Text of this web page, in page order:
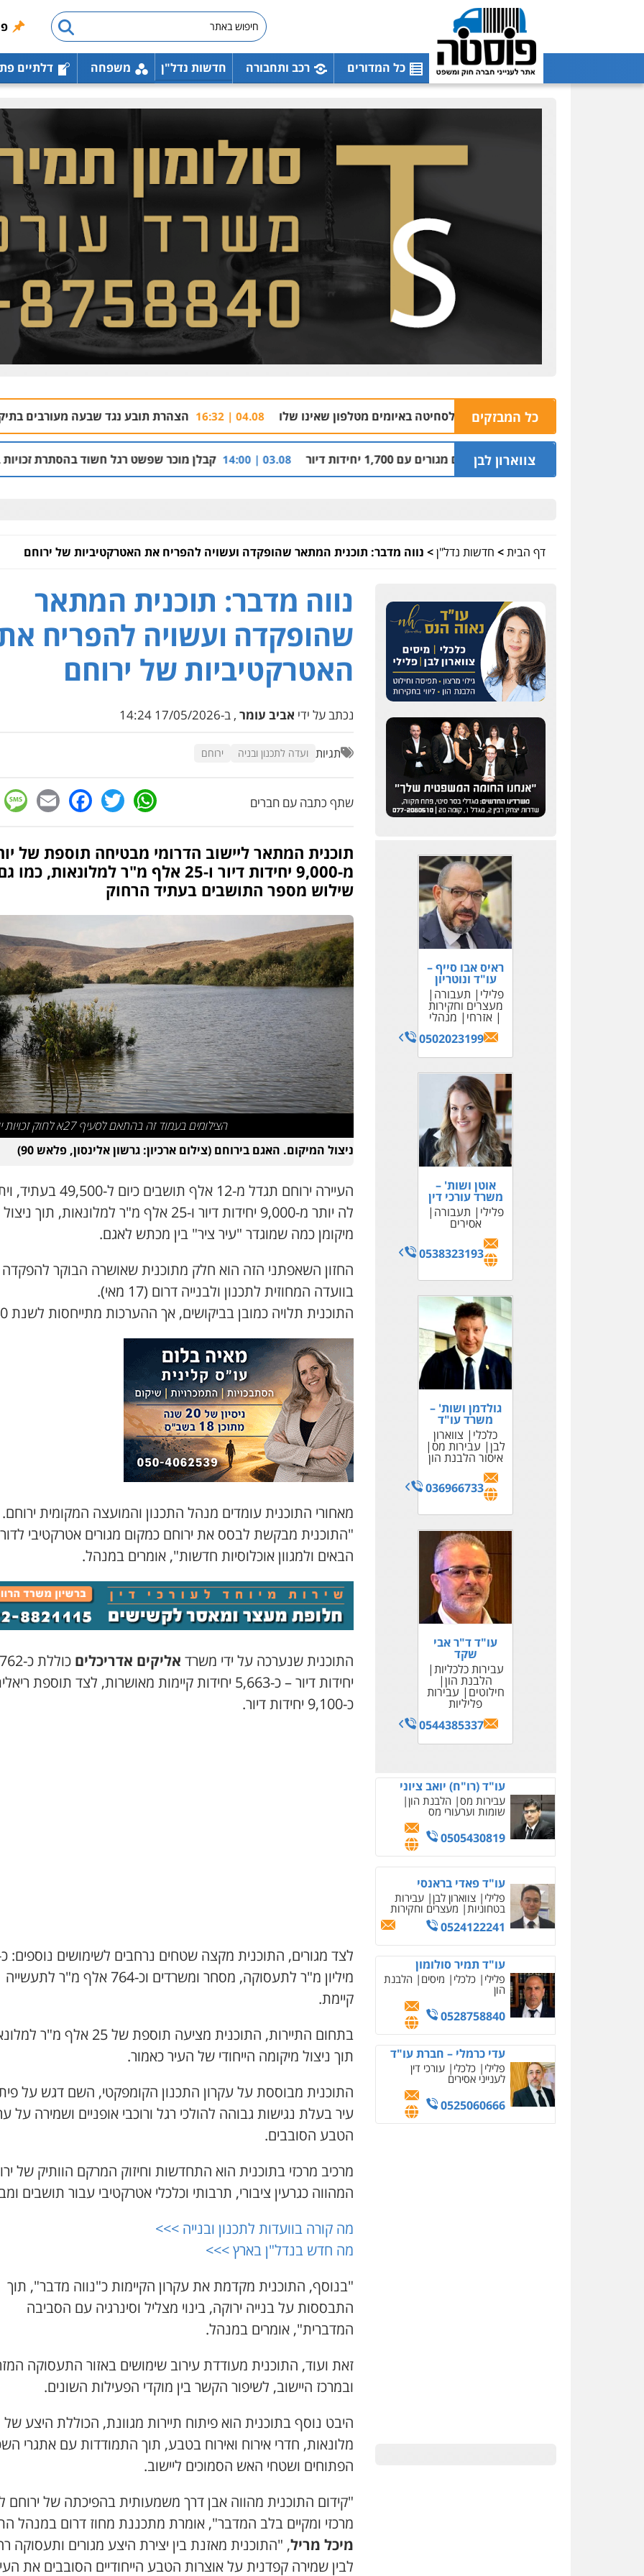
כל המדורים רכב ותחבורה חדשות נדל"ן משפחה דלתיים
כל המבזקים 04.08 | 16:32 הצהרת תובע נגד שבעה מעורבים בתיק רצח בניהו רזי
צווארון לבן
למתחם מגורים עם 1,700 יחידות דיור 03.08 | 14:00 קבלן מוכר שפשט רגל חשוד בהסתרת זכויות בנכסי נדל"ן
דף הבית> חדשות נדל"ן> נווה מדבר: תוכנית המתאר שהופקדה ועשויה להפריח את האטרקטיביות של ירוחם
ראיס אבו סייף –
עו"ד ונוטריון
פלילי
תעבורה
מעצרים וחקירות
אזרחי
מנהלי
0502023199
אוטן ושות' –
משרד עורכי דין
פלילי
תעבורה
אסירים
0538323193
גולדמן ושות' –
משרד עו"ד
כלכלי
צווארון
לבן עבירות מס
איסור הלבנת הון
036966733
עו"ד ד"ר אבי
שקד
עבירות כלכליות
הלבנת הון
חילוטים עבירות
פליליות
0544385337
עו"ד (רו"ח) יואב ציוני
עבירות מס הלבנת הון
שומות וערעורי מס
0505430819
עו"ד פאדי בראנסי
פלילי צווארון לבן עבירות
בטחוניות מעצרים וחקירות
0524122241
עו"ד תמיר סולומון
פלילי כלכלי מיסים הלבנת
הון
0528758840
עדי כרמלי – חברת עו"ד
פלילי כלכלי עורכי דין
לענייני אסירים
0525060666
נווה מדבר: תוכנית המתאר
שהופקדה ועשויה להפריח
האטרקטיביות של ירוחם
נכתב על ידי אביב עומר , ב-17/05/2026 14:24
תגיות ועדה לתכנון ובניה ירוחם
שתף כתבה עם חברים WhatsApp
Twitter
תוכנית המתאר ליישוב הדרומי מבטיחה תוספת של
מ-9,000 יחידות דיור ו-25 אלף מ"ר למלונאות, כמו
שילוש מספר התושבים בעתיד הרחוק
הצילומים בעמוד זה בהתאם לסעיף 27א לחוק זכויות יוצרים
ניצול המיקום. האגם בירוחם (צילום ארכיון: גרשון אלינסון, פלאש 90)
העיירה ירוחם תגדל מ-12 אלף תושבים
לה יותר מ-9,000 יחידות דיור ו-25 אלף מ"ר למלונאות, תוך ניצול
מיקומן כמה שמוגדר "עיר ציר" בין מכתש לאגם.
החזון השאפתני הזה הוא חלק מתוכנית שאושרה הבוקר להפקדה
בוועדה המחוזית לתכנון ולבנייה דרום (17 מאי).
התוכנית תלויה כמובן בביקושים, אך ההערכות מתייחסות לשנת 2040.
מאחורי התוכנית עומדים מנהל התכנון והמועצה המקומית ירוחם.
"התוכנית מבקשת לבסס את ירוחם כמקום מגורים אטרקטיבי
הבאים ולמגוון אוכלוסיות חדשות", אומרים במנהל.
התוכנית שנערכה על ידי משרד אליקים אדריכלים
כוללת
יחידות דיור – כ-5,663 יחידות קיימות מאושרות, לצד תוספת
כ-9,100 יחידות דיור.
מיליון מ"ר לתעסוקה, מסחר ומשרדים וכ-764 אלף מ"ר לתעשייה
קיימת.
בתחום התיירות, התוכנית מציעה תוספת של 25 אלף
תוך ניצול מיקומה הייחודי של העיר כאמור.
התוכנית מבוססת על עקרון התכנון הקומפקטי, השם דגש על
עיר בעלת נגישות גבוהה להולכי רגל ורוכבי אופניים ושמירה על
הטבע הסובבים.
מרכיב מרכזי בתוכנית הוא התחדשות וחיזוק המרקם הוותיק של
המהווה כגרעין ציבורי, תרבותי וכלכלי אטרקטיבי עבור תושבים
מה קורה בוועדות לתכנון ובנייה >>>
מה חדש בנדל"ן בארץ >>>
"בנוסף, התוכנית מקדמת את עקרון הקיימות כ"נווה מדבר", תוך
התבססות על בנייה ירוקה, בינוי מצליל וסינרגיה עם הסביבה
המדברית", אומרים במנהל.
זאת ועוד, התוכנית מעודדת עירוב שימושים באזור התעסוקה
ובמרכז היישוב, לשיפור הקשר בין מוקדי הפעילות השונים.
היבט נוסף בתוכנית הוא פיתוח תיירות מגוונת, הכוללת היצע של
מלונאות, חדרי אירוח ואירוח בטבע, תוך התמודדות עם אתגרי
הפתוחים ושטחי האש הסמוכים ליישוב.
"קידום התוכנית מהווה אבן דרך משמעותית בהפיכתה של ירוחם
מרכזי ומקיים בלב המדבר", אומרת מתכננת מחוז דרום במנהל
מיכל מריל, "התוכנית מאזנת בין יצירת היצע מגורים ותעסוקה
לבין שמירה קפדנית על אוצרות הטבע הייחודיים הסובבים את